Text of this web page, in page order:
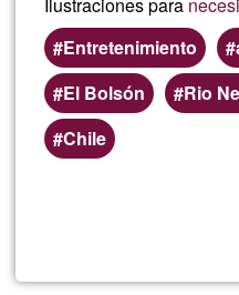
Entretenimiento
El Bolsón
Rio
Chile